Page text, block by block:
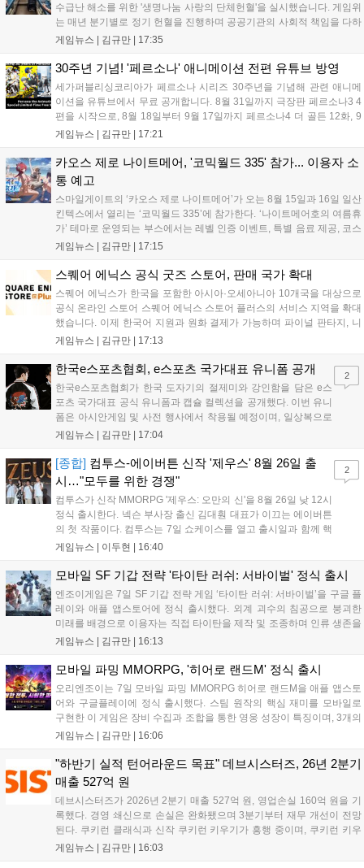
수급난 해소를 위한 '생명나눔 사랑의 단체헌혈'을 실시했습니다. 게임위
는 매년 분기별로 정기 헌혈을 진행하며 공공기관의 사회적 책임을 다하
고 있으며, 이번 행사에는 영화진흥위원회 등 14개 기관 임직원이 동참
따뜻한 실천에 참여한 모든 임직원에게 감사의 뜻을 전하며 헌혈 문화
확산에 앞장섰습니다....
게임뉴스 | 김규만 17:35
30주년 기념! '페르소나' 애니메이션 전편 유튜브 방영
세가퍼블리싱코리아가 페르소나 시리즈 30주년을 기념해 관련 애니메
이션을 유튜브에서 무료 공개합니다. 8월 31일까지 극장판 페르소나3 4
편을 시작으로, 8월 18일부터 9월 17일까지 페르소나4 더 골든 12화, 9
월 15일부터 10월 14일까지 페르소나5 시리즈가 순차 공개됩니다. 또한
영상 및 대형 전광판에 소개될 예정입니다....
게임뉴스 | 김규만 17:21
카오스 제로 나이트메어, '코믹월드 335' 참가... 이용자 소
통 예고
스마일게이트의 ‘카오스 제로 나이트메어’가 오는 8월 15일과 16일 일산
킨텍스에서 열리는 ‘코믹월드 335’에 참가한다. ‘나이트메어호의 여름휴
가’ 테마로 운영되는 부스에서는 레벨 인증 이벤트, 특별 음료 제공, 코스
프레 모델 포토존 등 다채로운 행사가 진행된다. 유명 코스어 7인이 캐릭
세한 정보는 공식 커뮤니티에서 확인 가능하다....
게임뉴스 | 김규만 17:15
스퀘어 에닉스 공식 굿즈 스토어, 판매 국가 확대
스퀘어 에닉스가 한국을 포함한 아시아·오세아니아 10개국을 대상으로
공식 온라인 스토어 스퀘어 에닉스 스토어 플러스의 서비스 지역을 확대
했습니다. 이제 한국어 지원과 원화 결제가 가능하며 파이널 판타지, 니
어 등 주요 게임의 피규어, 굿즈를 구매할 수 있습니다. 신상품이 순차적
용 가능합니다....
게임뉴스 | 김규만 17:13
한국e스포츠협회, e스포츠 국가대표 유니폼 공개
한국e스포츠협회가 한국 도자기의 절제미와 강인함을 담은 e스
포츠 국가대표 공식 유니폼과 캡슐 컬렉션을 공개했다. 이번 유니
폼은 아시안게임 및 사전 행사에서 착용될 예정이며, 일상복으로
구성된 컬렉션은 오는 8월 28일부터 골스튜디오 공식 홈페이지
서는 대회 규정에 따라 별도의 유니폼을 착용할 계획이다....
게임뉴스 | 김규만 17:04
2
[종합] 컴투스-에이버튼 신작 '제우스' 8월 26일 출
시…"모두를 위한 경쟁"
컴투스가 신작 MMORPG '제우스: 오만의 신'을 8월 26일 낮 12시
정식 출시한다. 넥슨 부사장 출신 김대훤 대표가 이끄는 에이버튼
의 첫 작품이다. 컴투스는 7일 쇼케이스를 열고 출시일과 함께 핵
심 콘텐츠, 유료화 정책, 운영 방향을 공개했다. 캐릭터명 선점은
의 오만으로 균열이...
게임뉴스 | 이두현 16:40
2
모바일 SF 기갑 전략 '타이탄 러쉬: 서바이벌' 정식 출시
엔조이게임은 7일 SF 기갑 전략 게임 ‘타이탄 러쉬: 서바이벌’을 구글 플
레이와 애플 앱스토어에 정식 출시했다. 외계 괴수의 침공으로 붕괴한
미래를 배경으로 이용자는 직접 타이탄을 제작 및 조종하며 인류 생존을
위한 전투를 펼친다. 지휘관 모집, 피난처 운영, 연맹 협동 콘텐츠가 특징
지원 보상을 제공한다. 상세 내용은 공식 커뮤니티에서 확인 가능하다....
게임뉴스 | 김규만 16:13
모바일 파밍 MMORPG, '히어로 랜드M' 정식 출시
오리엔조이는 7일 모바일 파밍 MMORPG 히어로 랜드M을 애플 앱스토
어와 구글플레이에 정식 출시했다. 스팀 원작의 핵심 재미를 모바일로
구현한 이 게임은 장비 수집과 조합을 통한 영웅 성장이 특징이며, 3개의
무기 스킬을 활용한 전략적 전투와 길드전 등 다양한 콘텐츠를 제공한
혜택을 지급하며, 상세 내용은 공식 라운지에서 확인할 수 있다. 이용자
는 게임 접속 및 주요 콘텐츠 플레이를 통해 성장을 지원받을 수 있다....
게임뉴스 | 김규만 16:06
"하반기 실적 턴어라운드 목표" 데브시스터즈, 26년 2분기
매출 527억 원
데브시스터즈가 2026년 2분기 매출 527억 원, 영업손실 160억 원을 기
록했다. 경영 쇄신으로 손실은 완화됐으며 3분기부터 재무 개선이 전망
된다. 쿠키런 클래식과 신작 쿠키런 키우기가 흥행 중이며, 쿠키런 키우
기는 13일 첫 업데이트를 시작으로 2주 간격의 콘텐츠를 제공한다. 또한
게임뉴스 | 김규만 16:03